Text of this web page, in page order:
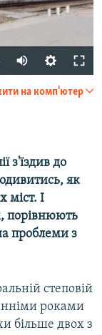
на комп'ютер
з'їздив до
як
міст. І
порівнюють
проблеми з
степовій
роками
більше двох з